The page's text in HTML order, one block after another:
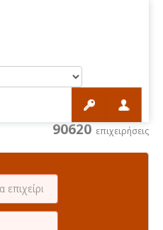
90620 επιχειρήσεις